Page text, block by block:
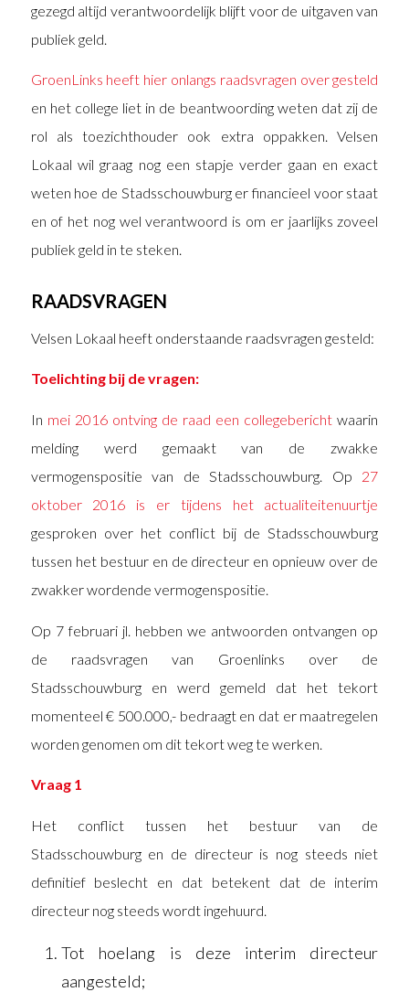
gezegd altijd verantwoordelijk blijft voor de uitgaven van
publiek geld.
GroenLinks heeft hier onlangs raadsvragen over gesteld
en het college liet in de beantwoording weten dat zij de
rol als toezichthouder ook extra oppakken. Velsen
Lokaal wil graag nog een stapje verder gaan en exact
weten hoe de Stadsschouwburg er financieel voor staat
en of het nog wel verantwoord is om er jaarlijks zoveel
publiek geld in te steken.
RAADSVRAGEN
Velsen Lokaal heeft onderstaande raadsvragen gesteld:
Toelichting bij de vragen:
In mei 2016 ontving de raad een collegebericht waarin
melding werd gemaakt van de zwakke
vermogenspositie van de Stadsschouwburg. Op 27
oktober 2016 is er tijdens het actualiteitenuurtje
gesproken over het conflict bij de Stadsschouwburg
tussen het bestuur en de directeur en opnieuw over de
zwakker wordende vermogenspositie.
Op 7 februari jl. hebben we antwoorden ontvangen op
de raadsvragen van Groenlinks over de
Stadsschouwburg en werd gemeld dat het tekort
momenteel € 500.000,- bedraagt en dat er maatregelen
worden genomen om dit tekort weg te werken.
Vraag 1
Het conflict tussen het bestuur van de
Stadsschouwburg en de directeur is nog steeds niet
definitief beslecht en dat betekent dat de interim
directeur nog steeds wordt ingehuurd.
Tot hoelang is deze interim directeur
aangesteld;